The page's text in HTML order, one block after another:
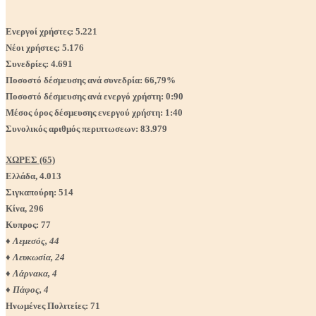
Ενεργοί χρήστες: 5.221
Nέοι χρήστες: 5.176
Συνεδρίες: 4.691
Ποσοστό δέσμευσης ανά συνεδρία: 66,79%
Ποσοστό δέσμευσης ανά ενεργό χρήστη: 0:90
Μέσος όρος δέσμευσης ενεργού χρήστη: 1:40
Συνολικός αριθμός περιπτωσεων: 83.979
ΧΩΡΕΣ (65)
Ελλάδα, 4.013
Σιγκαπούρη: 514
Κίνα, 296
Κυπρος: 77
♦ Λεμεσός, 44
♦ Λευκωσία, 24
♦ Λάρνακα, 4
♦ Πάφος, 4
Ηνωμένες Πολιτείες: 71